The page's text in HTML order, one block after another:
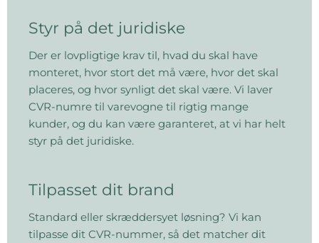
Styr på det juridiske
Der er lovpligtige krav til, hvad du skal have
monteret, hvor stort det må være, hvor det skal
placeres, og hvor synligt det skal være. Vi laver
CVR-numre til varevogne til rigtig mange
kunder, og du kan være garanteret, at vi har helt
styr på det juridiske.
Tilpasset dit brand
Standard eller skræddersyet løsning? Vi kan
tilpasse dit CVR-nummer, så det matcher dit